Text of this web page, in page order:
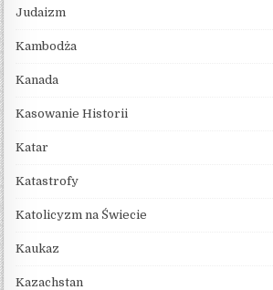
Judaizm
Kambodża
Kanada
Kasowanie Historii
Katar
Katastrofy
Katolicyzm na Świecie
Kaukaz
Kazachstan